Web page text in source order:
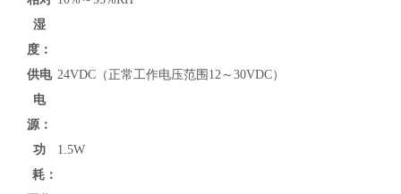
湿
度：
供电
电
源：
24VDC（正常工作电压范围12～30VDC）
功
耗：
1.5W